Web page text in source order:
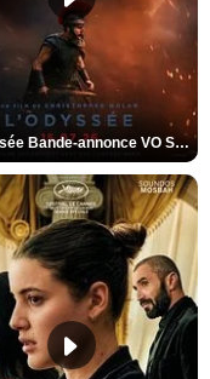
L'Odyssée Bande-annonce VO STFR